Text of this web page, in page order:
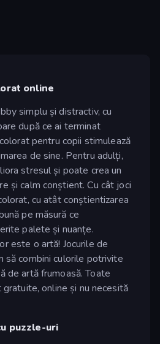
online
simplu și distractiv, cu
după ce ai terminat
pentru copii stimulează
de sine. Pentru adulți,
stresul și poate crea un
și calm conștient. Cu cât joci
cu atât conștientizarea
pe măsură ce
palete și nuanțe.
este o artă! Jocurile de
să combini culorile potrivite
de artă frumoasă. Toate
online și nu necesită
puzzle-uri